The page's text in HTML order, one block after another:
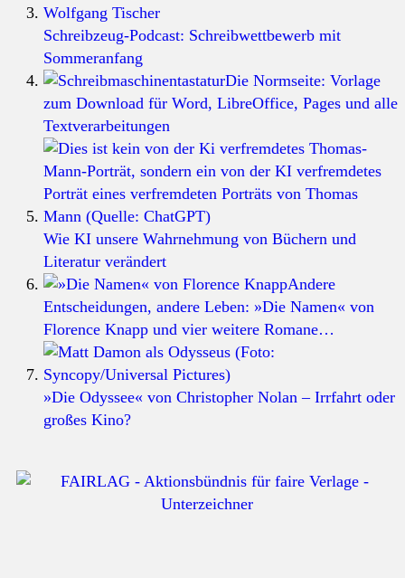
Schreibzeug-Podcast: Schreibwettbewerb mit
Sommeranfang
Die Normseite: Vorlage
zum Download für Word, LibreOffice, Pages und alle
Textverarbeitungen
Wie KI unsere Wahrnehmung von Büchern und
Literatur verändert
Andere
Entscheidungen, andere Leben: »Die Namen« von
Florence Knapp und vier weitere Romane…
»Die Odyssee« von Christopher Nolan – Irrfahrt oder
großes Kino?